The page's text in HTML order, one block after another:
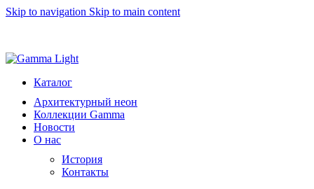
Skip to navigation Skip to main content
Каталог
Архитектурный неон
Коллекции Gamma
Новости
О нас
История
Контакты